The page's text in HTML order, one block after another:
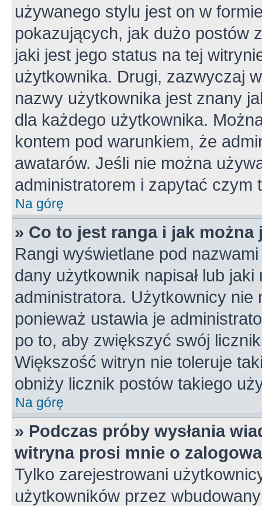
używanego stylu jest on w
pokazujących, jak dużo postów
jaki jest jego status na tej
użytkownika. Drugi, zazwyczaj
nazwy użytkownika jest znany
dla każdego użytkownika.
kontem pod warunkiem, że
awatarów. Jeśli nie można
administratorem i zapytać czym
Na górę
» Co to jest ranga i jak można
Rangi wyświetlane pod
dany użytkownik napisał lub
administratora. Użytkownicy
ponieważ ustawia je
po to, aby zwiększyć swój
Większość witryn nie toleruje
obniży licznik postów takiego
Na górę
» Podczas próby wysłania
witryna prosi mnie o
Tylko zarejestrowani
użytkowników przez